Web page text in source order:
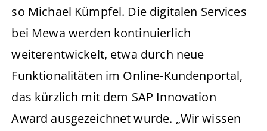
so Michael Kümpfel. Die digitalen Services
bei Mewa werden kontinuierlich
weiterentwickelt, etwa durch neue
Funktionalitäten im Online-Kundenportal,
das kürzlich mit dem SAP Innovation
Award ausgezeichnet wurde. „Wir wissen